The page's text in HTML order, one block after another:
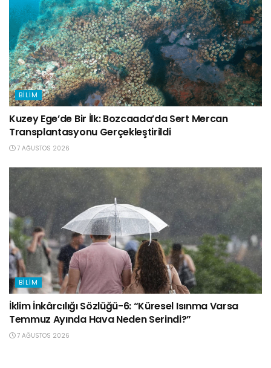
BILIM
Kuzey Ege’de Bir İlk: Bozcaada’da Sert Mercan
Transplantasyonu Gerçekleştirildi
7 AĞUSTOS 2026
BILIM
İklim İnkârcılığı Sözlüğü-6: “Küresel Isınma Varsa
Temmuz Ayında Hava Neden Serindi?”
7 AĞUSTOS 2026